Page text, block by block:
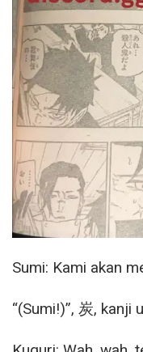
Sumi: Kami akan
“(Sumi!)”, 炭, kanji